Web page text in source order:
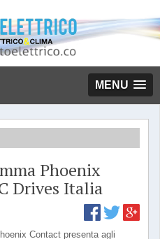
MENU
Phoenix
Drives Italia
Contact presenta agli